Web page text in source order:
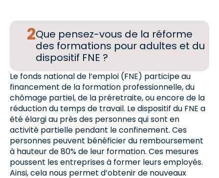
Que pensez-vous de la réforme
des formations pour adultes et du
dispositif FNE ?
Le fonds national de l’emploi (FNE) participe au
financement de la formation professionnelle, du
chômage partiel, de la préretraite, ou encore de la
réduction du temps de travail. Le dispositif du FNE a
été élargi au près des personnes qui sont en
activité partielle pendant le confinement. Ces
personnes peuvent bénéficier du remboursement
à hauteur de 80% de leur formation. Ces mesures
poussent les entreprises à former leurs employés.
Ainsi, cela nous permet d’obtenir de nouveaux